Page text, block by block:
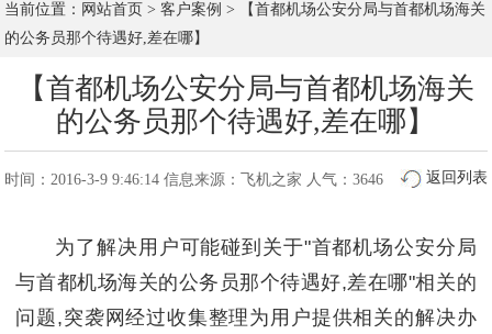
当前位置： 网站首页 >客户案例 >
【首都机场公安分局与首都机场海关
的公务员那个待遇好,差在哪】
【首都机场公安分局与首都机场海关
的公务员那个待遇好,差在哪】
返回列表
时间：2016-3-9 9:46:14 信息来源：飞机之家 人气：3646
为了解决用户可能碰到关于"首都机场公安分局
与首都机场海关的公务员那个待遇好,差在哪"相关的
问题,突袭网经过收集整理为用户提供相关的解决办